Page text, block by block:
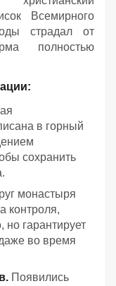
Всемирного
страдал от
полностью
в горный
сохранить
монастыря
контроля,
но гарантирует
во время
Появились